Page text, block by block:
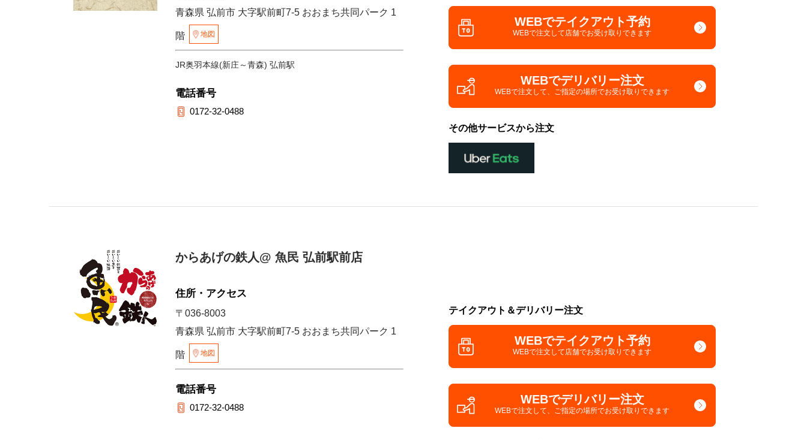
青森県 弘前市 大字駅前町7-5 おおまち共同パーク 1
階 地図
JR奥羽本線(新庄～青森) 弘前駅
電話番号
0172-32-0488
WEBでテイクアウト予約
WEBで注文して 店舗でお受け取りできます
WEBでデリバリー注文
WEBで注文して、 ご指定の場所でお受け取りできます
その他サービスから注文
からあげの鉄人@ 魚民 弘前駅前店
住所・アクセス
〒036-8003
青森県 弘前市 大字駅前町7-5 おおまち共同パーク 1
階 地図
電話番号
0172-32-0488
テイクアウト＆デリバリー注文
WEBでテイクアウト予約
WEBで注文して 店舗でお受け取りできます
WEBでデリバリー注文
WEBで注文して、 ご指定の場所でお受け取りできます